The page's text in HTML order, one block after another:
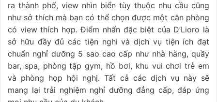
ra thành phố, view nhìn biển tùy thuộc nhu cầu cũng
như sở thích mà bạn có thể chọn được một căn phòng
có view thích hợp. Điểm nhấn đặc biệt của D’Lioro là
sở hữu đầy đủ các tiện nghi và dịch vụ tiện ích đạt
chuẩn nghỉ dưỡng 5 sao cao cấp như nhà hàng, quầy
bar, spa, phòng tập gym, hồ bơi, khu vui chơi trẻ em
và phòng họp hội nghị. Tất cả các dịch vụ này sẽ
mang lại trải nghiệm nghỉ dưỡng đẳng cấp, đáp ứng